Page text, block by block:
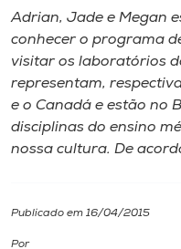
A
Internacionalização
I.nova
Diplomados
Adrian, Jade e Megan
conhecer o programa
visitar os laboratórios
representam,
e o Canadá e estão no
disciplinas do ensino
nossa cultura. De
Publicado em 16/04/2015
Por